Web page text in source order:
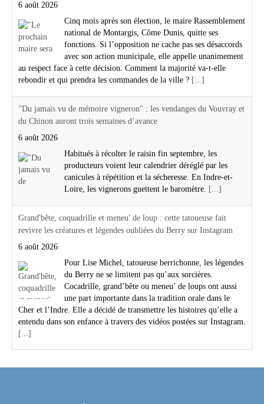
6 août 2026
Cinq mois après son élection, le maire Rassemblement
national de Montargis, Côme Dunis, quitte ses
fonctions. Si l’opposition ne cache pas ses désaccords
avec son action municipale, elle appelle unanimement
au respect face à cette décision. Comment la majorité va-t-elle
rebondir et qui prendra les commandes de la ville ? [...]
"Du jamais vu de mémoire vigneron" : les vendanges du Vouvray et
du Chinon auront trois semaines d’avance
6 août 2026
Habitués à récolter le raisin fin septembre, les
producteurs voient leur calendrier déréglé par les
canicules à répétition et la sécheresse. En Indre-et-
Loire, les vignerons guettent le baromètre. [...]
Grand'bête, coquadrille et meneu' de loup : cette tatoueuse fait
revivre les créatures et légendes oubliées du Berry sur Instagram
6 août 2026
Pour Lise Michel, tatoueuse berrichonne, les légendes
du Berry ne se limitent pas qu’aux sorcières.
Cocadrille, grand’bête ou meneu’ de loups ont aussi
une part importante dans la tradition orale dans le
Cher et l’Indre. Elle a décidé de transmettre les histoires qu’elle a
entendu dans son enfance à travers des vidéos postées sur Instagram.
[...]